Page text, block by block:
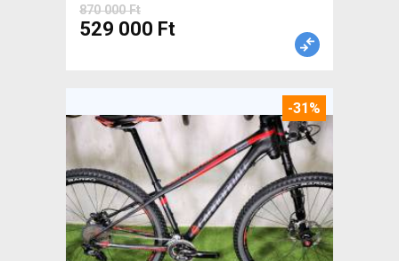
870 000 Ft
529 000 Ft
-31%